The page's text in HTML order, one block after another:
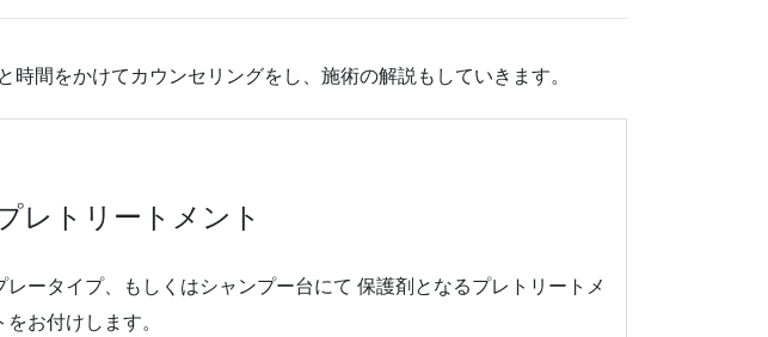
間をかけてカウンセリングをし、施術の解説もしていきます。
レトリートメント
レータイプ、もしくはシャンプー台にて 保護剤となるプレトリートメ
をお付けします。